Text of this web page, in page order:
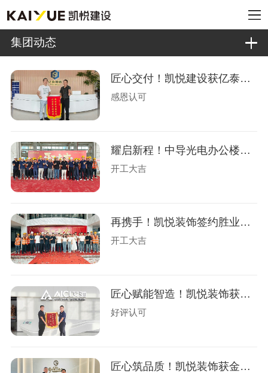
集团动态
匠心交付！凯悦建设获亿泰玻璃锦旗认可
感恩认可
耀启新程！中导光电办公楼设计装修盛大开工
开工大吉
再携手！凯悦装饰签约胜业电气办公楼装修
开工大吉
匠心赋能智造！凯悦装饰获艾驰新材锦旗
好评认可
匠心筑品质！凯悦装饰获金利来荣誉锦旗！